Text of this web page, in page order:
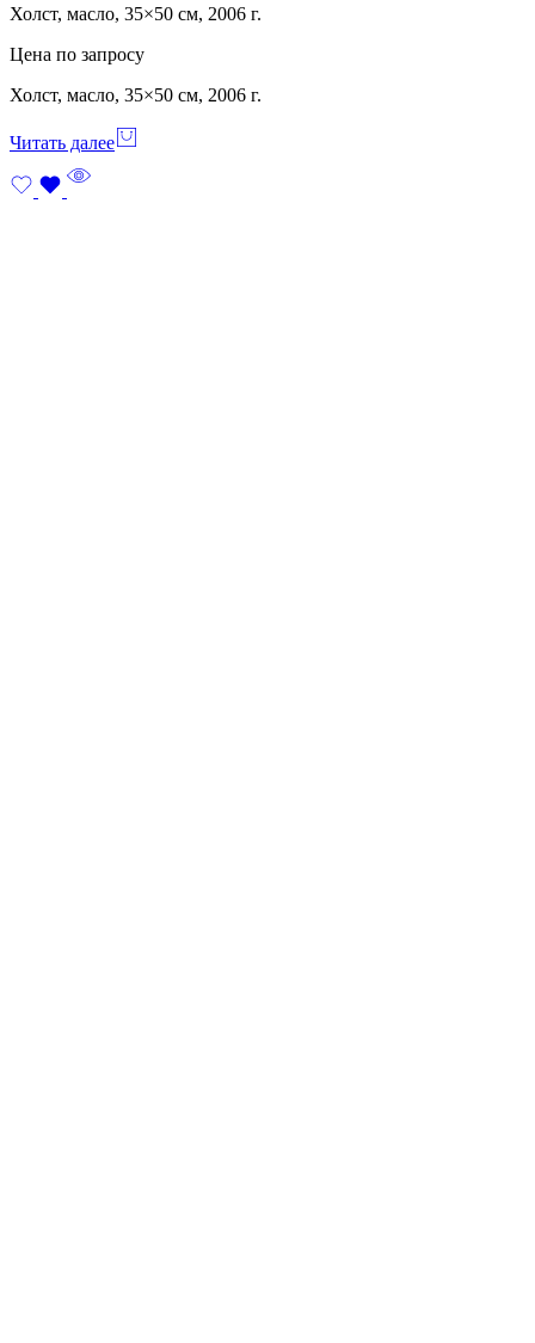
Холст, масло, 35×50 см, 2006 г.
Цена по запросу
Холст, масло, 35×50 см, 2006 г.
Читать далее